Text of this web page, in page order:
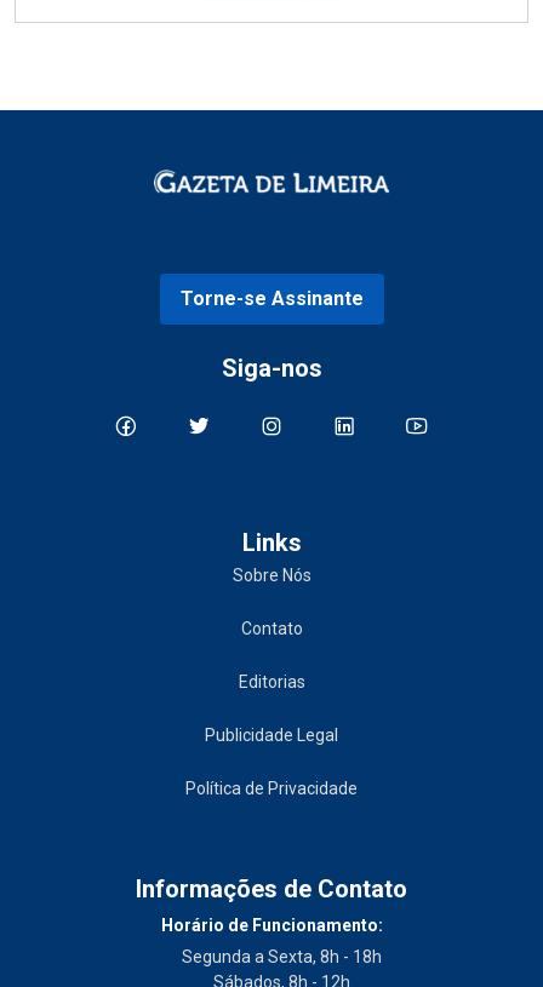
Torne-se Assinante
Siga-nos
Links
Sobre Nós
Contato
Editorias
Publicidade Legal
Política de Privacidade
Informações de Contato
Horário de Funcionamento:
Segunda a Sexta, 8h - 18h
Sábados, 8h - 12h